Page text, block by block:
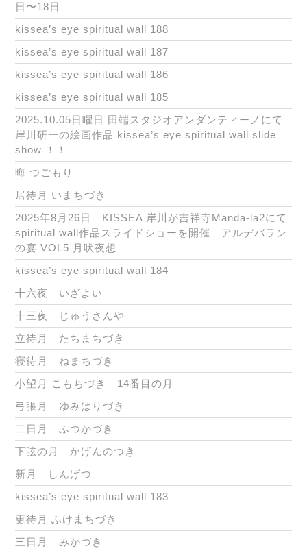
日〜18日
kissea’s eye spiritual wall 188
kissea’s eye spiritual wall 187
kissea’s eye spiritual wall 186
kissea’s eye spiritual wall 185
2025.10.05日曜日 田端スタジオアンダンティーノにて
岸川研一の絵画作品 kissea’s eye spiritual wall slide
show ！！
晦 つごもり
居待月 いまちづき
2025年8月26日 KISSEA 岸川が吉祥寺Manda-la2にて
spiritual wall作品スライドショーを開催 アルデバラン
の宴 VOL5 月吠夜想
kissea’s eye spiritual wall 184
十六夜 いざよい
十三夜 じゅうさんや
立待月 たちまちづき
寝待月 ねまちづき
小望月 こもちづき 14番目の月
弓張月 ゆみはりづき
二日月 ふつかづき
下弦の月 かげんのつき
新月 しんげつ
kissea’s eye spiritual wall 183
更待月 ふけまちづき
三日月 みかづき